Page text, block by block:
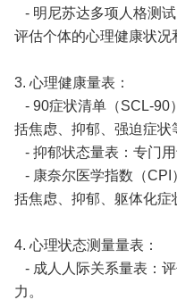
- 明尼苏达多项人格测
评估个体的心理健康状况
3. 心理健康量表：
- 90症状清单（SCL-90
括焦虑、抑郁、强迫症状
- 抑郁状态量表：专门用
- 康奈尔医学指数（CPI
括焦虑、抑郁、躯体化症
4. 心理状态测量量表：
- 成人人际关系量表：
力。